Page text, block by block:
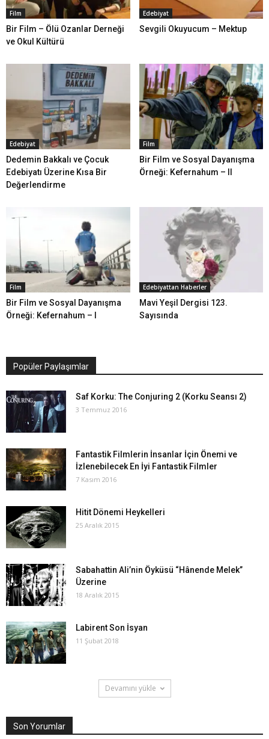
Film
Bir Film – Ölü Ozanlar Derneği
ve Okul Kültürü
Edebiyat
Sevgili Okuyucum – Mektup
Edebiyat
Dedemin Bakkalı ve Çocuk
Edebiyatı Üzerine Kısa Bir
Değerlendirme
Film
Bir Film ve Sosyal Dayanışma
Örneği: Kefernahum – II
Film
Bir Film ve Sosyal Dayanışma
Örneği: Kefernahum – I
Edebiyattan Haberler
Mavi Yeşil Dergisi 123.
Sayısında
Popüler Paylaşımlar
Saf Korku: The Conjuring 2 (Korku Seansı 2)
3 Temmuz 2016
Fantastik Filmlerin İnsanlar İçin Önemi ve
İzlenebilecek En İyi Fantastik Filmler
7 Kasım 2016
Hitit Dönemi Heykelleri
25 Aralık 2015
Sabahattin Ali’nin Öyküsü “Hânende Melek”
Üzerine
18 Aralık 2015
Labirent Son İsyan
11 Şubat 2018
Devamını yükle
Son Yorumlar